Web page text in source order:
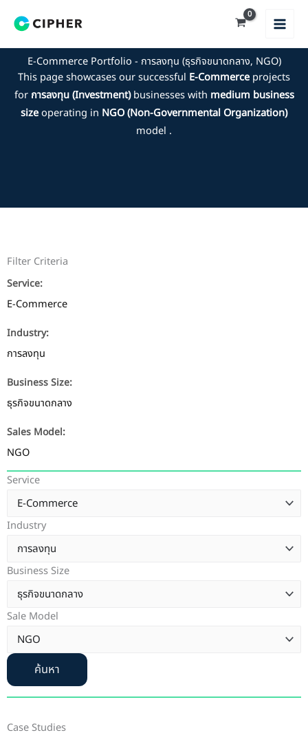
E-Commerce Portfolio - การลงทุน (ธุรกิจขนาดกลาง, NGO)
This page showcases our successful E-Commerce projects
for การลงทุน (Investment)businesses with medium business
sizeoperating in NGO (Non-Governmental Organization)
model .
Filter Criteria
Service:
E-Commerce
Industry:
การลงทุน
Business Size:
ธุรกิจขนาดกลาง
Sales Model:
NGO
Service
Industry
Business Size
Sale Model
ค้นหา
Case Studies